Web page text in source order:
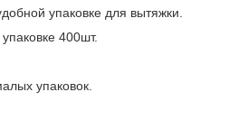
упаковке для вытяжки.
400шт.
упаковок.